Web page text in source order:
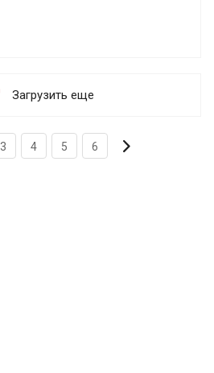
Загрузить еще
3 4 5 6